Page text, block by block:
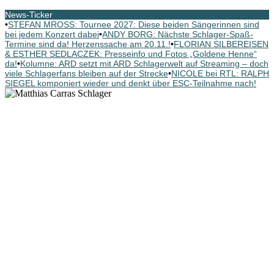
News-Ticker
•STEFAN MROSS: Tournee 2027: Diese beiden Sängerinnen sind
bei jedem Konzert dabei•ANDY BORG: Nächste Schlager-Spaß-
Termine sind da! Herzenssache am 20.11.!•FLORIAN SILBEREISEN
& ESTHER SEDLACZEK: Presseinfo und Fotos „Goldene Henne“
da!•Kolumne: ARD setzt mit ARD Schlagerwelt auf Streaming – doch
viele Schlagerfans bleiben auf der Strecke•NICOLE bei RTL: RALPH
SIEGEL komponiert wieder und denkt über ESC-Teilnahme nach!